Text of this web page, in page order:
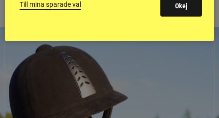
Till mina sparade val Okej